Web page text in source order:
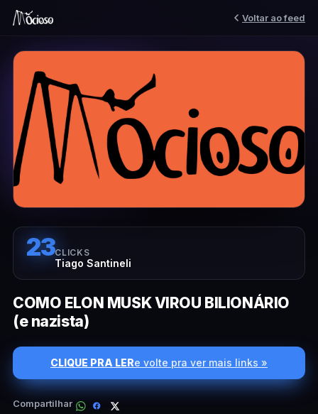
Voltar ao feed
23CLICKS
Tiago Santineli
COMO ELON MUSK VIROU BILIONÁRIO
(e nazista)
CLIQUE PRA LERe volte pra ver mais links »
Compartilhar